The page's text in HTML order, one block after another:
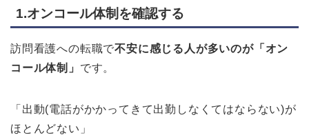
1.オンコール体制を確認する
訪問看護への転職で不安に感じる人が多いのが「オン
コール体制」 です。
「出動(電話がかかってきて出勤しなくてはならない)が
ほとんどない」